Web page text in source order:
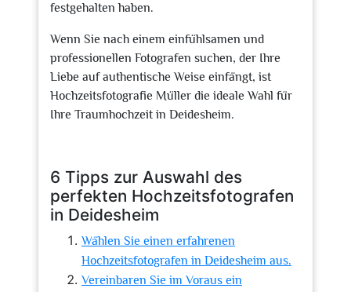
festgehalten haben.
Wenn Sie nach einem einfühlsamen und
professionellen Fotografen suchen, der Ihre
Liebe auf authentische Weise einfängt, ist
Hochzeitsfotografie Müller die ideale Wahl für
Ihre Traumhochzeit in Deidesheim.
6 Tipps zur Auswahl des
perfekten Hochzeitsfotografen
in Deidesheim
Wählen Sie einen erfahrenen
Hochzeitsfotografen in Deidesheim aus.
Vereinbaren Sie im Voraus ein